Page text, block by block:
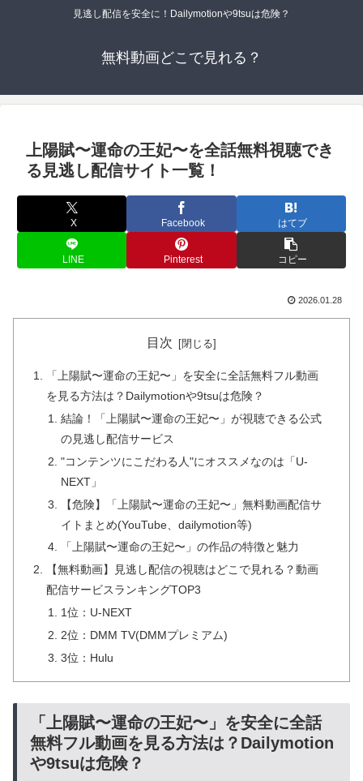
見逃し配信を安全に！Dailymotionや9tsuは危険？
無料動画どこで見れる？
上陽賦〜運命の王妃〜を全話無料視聴でき
る見逃し配信サイト一覧！
X Facebook はてブ
LINE Pinterest コピー
2026.01.28
目次
「上陽賦〜運命の王妃〜」を安全に全話無料フル動画
を見る方法は？Dailymotionや9tsuは危険？
結論！「上陽賦〜運命の王妃〜」が視聴できる公式
の見逃し配信サービス
"コンテンツにこだわる人"にオススメなのは「U-
NEXT」
【危険】「上陽賦〜運命の王妃〜」無料動画配信サ
イトまとめ(YouTube、dailymotion等)
「上陽賦〜運命の王妃〜」の作品の特徴と魅力
【無料動画】見逃し配信の視聴はどこで見れる？動画
配信サービスランキングTOP3
1位：U-NEXT
2位：DMM TV(DMMプレミアム)
3位：Hulu
「上陽賦〜運命の王妃〜」を安全に全話
無料フル動画を見る方法は？Dailymotion
や9tsuは危険？